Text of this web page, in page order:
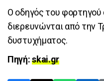
Ο οδηγός του
διερευνώνται από την
δυστυχήματος.
Πηγή:skai.gr